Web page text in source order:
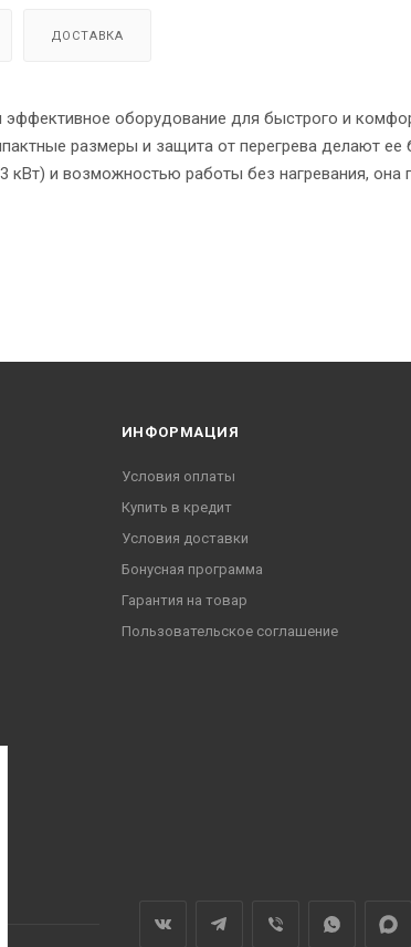
ДОСТАВКА
эффективное оборудование для быстрого и
размеры и защита от перегрева делают ее
кВт) и возможностью работы без нагревания, она
ИНФОРМАЦИЯ
Условия оплаты
Купить в кредит
Условия доставки
Бонусная программа
Гарантия на товар
Пользовательское соглашение